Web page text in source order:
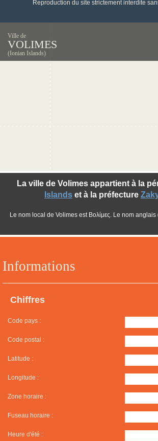
Reproduction du site strictement interdite
Ville de
VOLIMES
(Ionian Islands)
Informations
Chiffres
Code pays :
Code postal :
Latitude :
Longitude :
Zone horaire :
Fuseau horaire :
Heure d'été :
La ville de Volimes appartient à la
Islands et à la préfecture
Le nom local de Volimes est Βολίμες. Le nom